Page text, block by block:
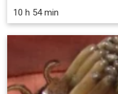
10 h 54 min